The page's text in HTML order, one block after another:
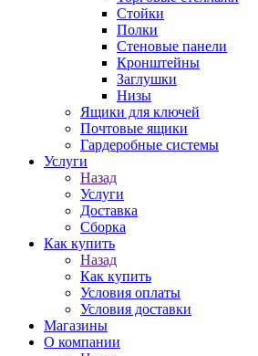
Стойки
Полки
Стеновые панели
Кронштейны
Заглушки
Низы
Ящики для ключей
Почтовые ящики
Гардеробные системы
Услуги
Назад
Услуги
Доставка
Сборка
Как купить
Назад
Как купить
Условия оплаты
Условия доставки
Магазины
О компании